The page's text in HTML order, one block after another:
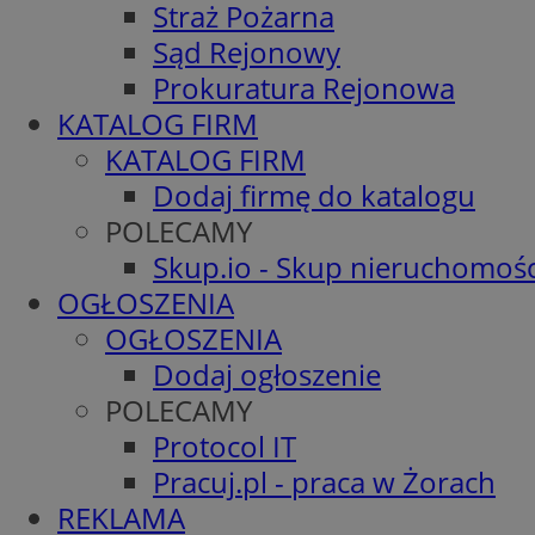
Straż Pożarna
Sąd Rejonowy
Prokuratura Rejonowa
KATALOG FIRM
KATALOG FIRM
Dodaj firmę do katalogu
POLECAMY
Skup.io - Skup
OGŁOSZENIA
OGŁOSZENIA
Dodaj ogłoszenie
POLECAMY
Protocol IT
Pracuj.pl - praca w Żorach
REKLAMA